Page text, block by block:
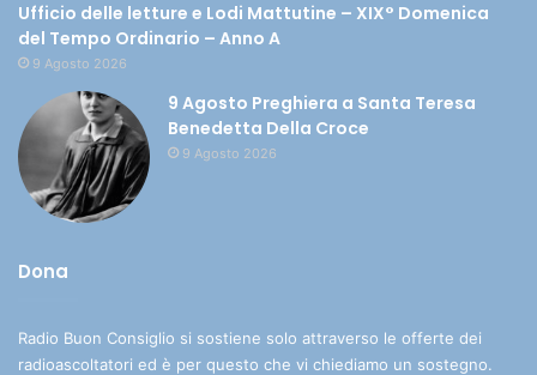
Ufficio delle letture e Lodi Mattutine – XIX° Domenica
del Tempo Ordinario – Anno A
9 Agosto 2026
9 Agosto Preghiera a Santa Teresa
Benedetta Della Croce
9 Agosto 2026
Dona
Radio Buon Consiglio si sostiene solo attraverso le offerte dei
radioascoltatori ed è per questo che vi chiediamo un sostegno.